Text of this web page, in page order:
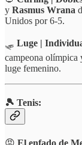
y Rasmus Wrana
Unidos por 6-5.
🛷 Luge |
campeona olímpica
luge femenino.
🎾 Tenis:
😡 El enfado de